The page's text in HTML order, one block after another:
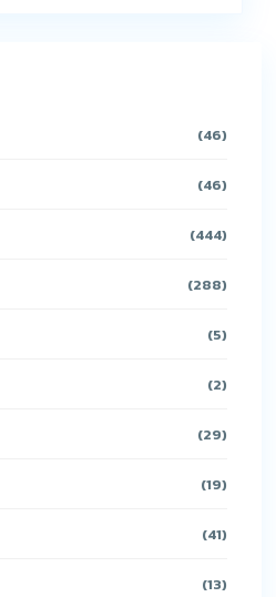
(46)
(46)
(444)
(288)
(5)
(2)
(29)
(19)
(41)
(13)